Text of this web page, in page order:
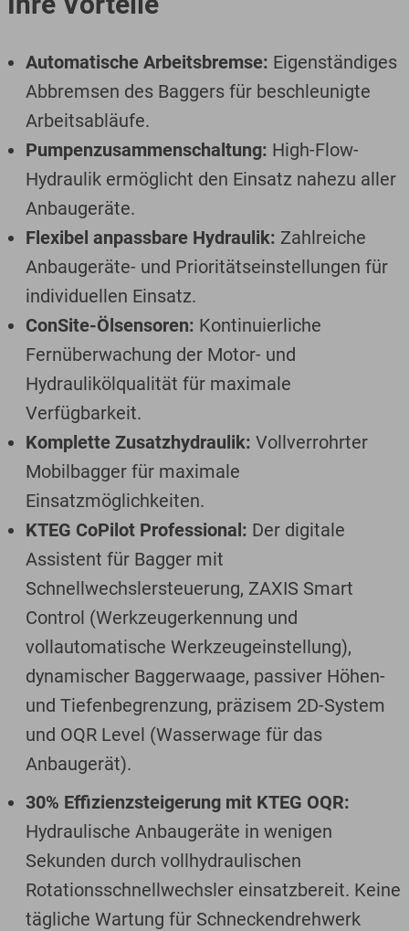
Automatische Arbeitsbremse: Eigenständiges
Abbremsen des Baggers für beschleunigte
Arbeitsabläufe.
Pumpenzusammenschaltung: High-Flow-
Hydraulik ermöglicht den Einsatz nahezu aller
Anbaugeräte.
Flexibel anpassbare Hydraulik: Zahlreiche
Anbaugeräte- und Prioritätseinstellungen für
individuellen Einsatz.
ConSite-Ölsensoren: Kontinuierliche
Fernüberwachung der Motor- und
Hydraulikölqualität für maximale
Verfügbarkeit.
Komplette Zusatzhydraulik: Vollverrohrter
Mobilbagger für maximale
Einsatzmöglichkeiten.
KTEG CoPilot Professional: Der digitale
Assistent für Bagger mit
Schnellwechslersteuerung, ZAXIS Smart
Control (Werkzeugerkennung und
vollautomatische Werkzeugeinstellung),
dynamischer Baggerwaage, passiver Höhen-
und Tiefenbegrenzung, präzisem 2D-System
und OQR Level (Wasserwage für das
Anbaugerät).
30% Effizienzsteigerung mit KTEG OQR:
Hydraulische Anbaugeräte in wenigen
Sekunden durch vollhydraulischen
Rotationsschnellwechsler einsatzbereit. Keine
tägliche Wartung für Schneckendrehwerk